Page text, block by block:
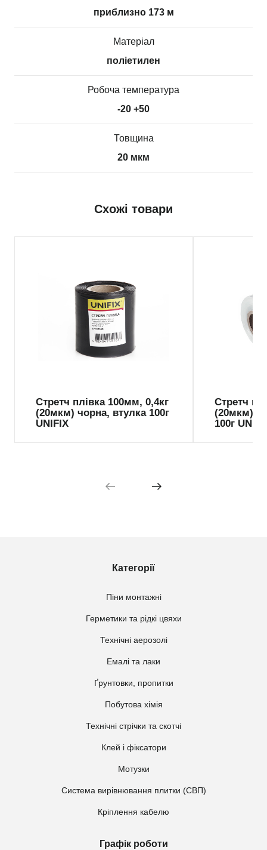
приблизно 173 м
Матеріал
поліетилен
Робоча температура
-20 +50
Товщина
20 мкм
Схожі товари
Стретч плівка 100мм, 0,4кг
(20мкм) чорна, втулка 100г
UNIFIX
Стретч
(20мкм)
100г
Категорії
Піни монтажні
Герметики та рідкі цвяхи
Технічні аерозолі
Емалі та лаки
Ґрунтовки, пропитки
Побутова хімія
Технічні стрічки та скотчі
Клей і фіксатори
Мотузки
Система вирівнювання плитки (СВП)
Кріплення кабелю
Графік роботи